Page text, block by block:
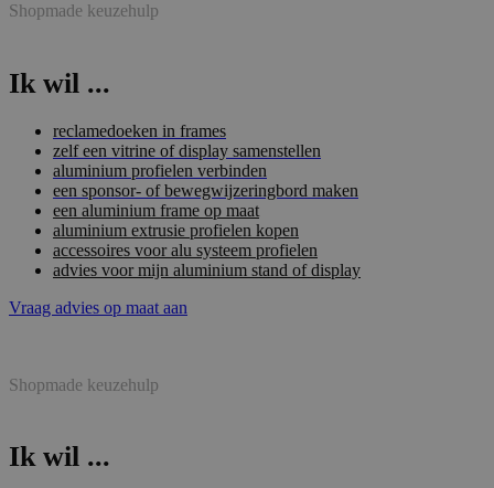
Shopmade keuzehulp
Ik wil ...
reclamedoeken in frames
zelf een vitrine of display samenstellen
aluminium profielen verbinden
een sponsor- of bewegwijzeringbord maken
een aluminium frame op maat
aluminium extrusie profielen kopen
accessoires voor alu systeem profielen
advies voor mijn aluminium stand of display
Vraag advies op maat aan
Shopmade keuzehulp
Ik wil ...